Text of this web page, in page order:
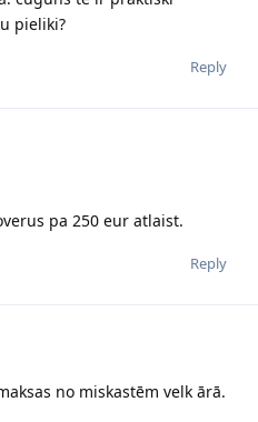
pieliki?
Reply
pa 250 eur atlaist.
Reply
no miskastēm velk ārā.